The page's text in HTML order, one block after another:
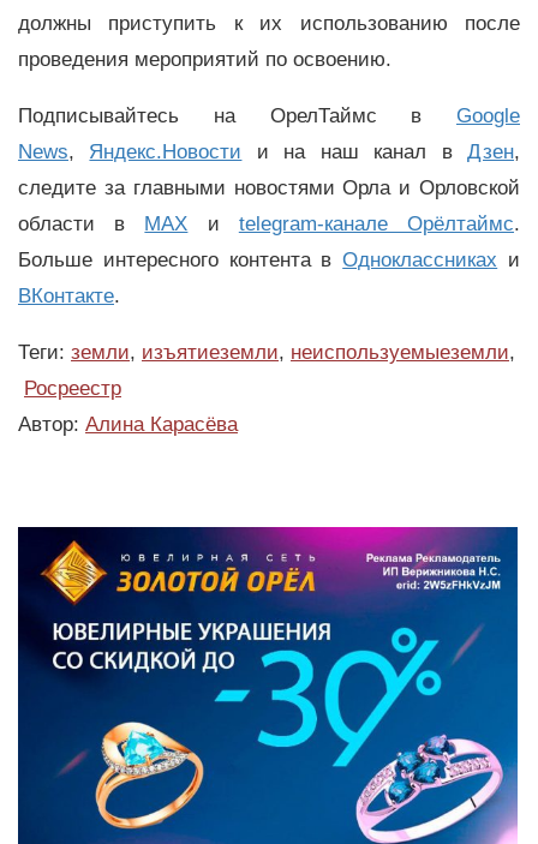
должны приступить к их использованию после
проведения мероприятий по освоению.
Подписывайтесь на ОрелТаймс в Google
News, Яндекс.Новости и на наш канал вДзен,
следите за главными новостями Орла и Орловской
области в MAX и telegram-канале Орёлтаймс.
Больше интересного контента вОдноклассниках и
ВКонтакте.
Теги: земли, изъятиеземли, неиспользуемыеземли,
Росреестр
Автор: Алина Карасёва